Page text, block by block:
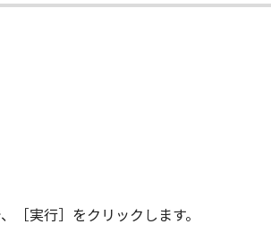
トウェア」をインストールした時点で発
、本契約書を終了させることができま
その複製物のすべてを廃棄または消去す
実行］をクリックします。